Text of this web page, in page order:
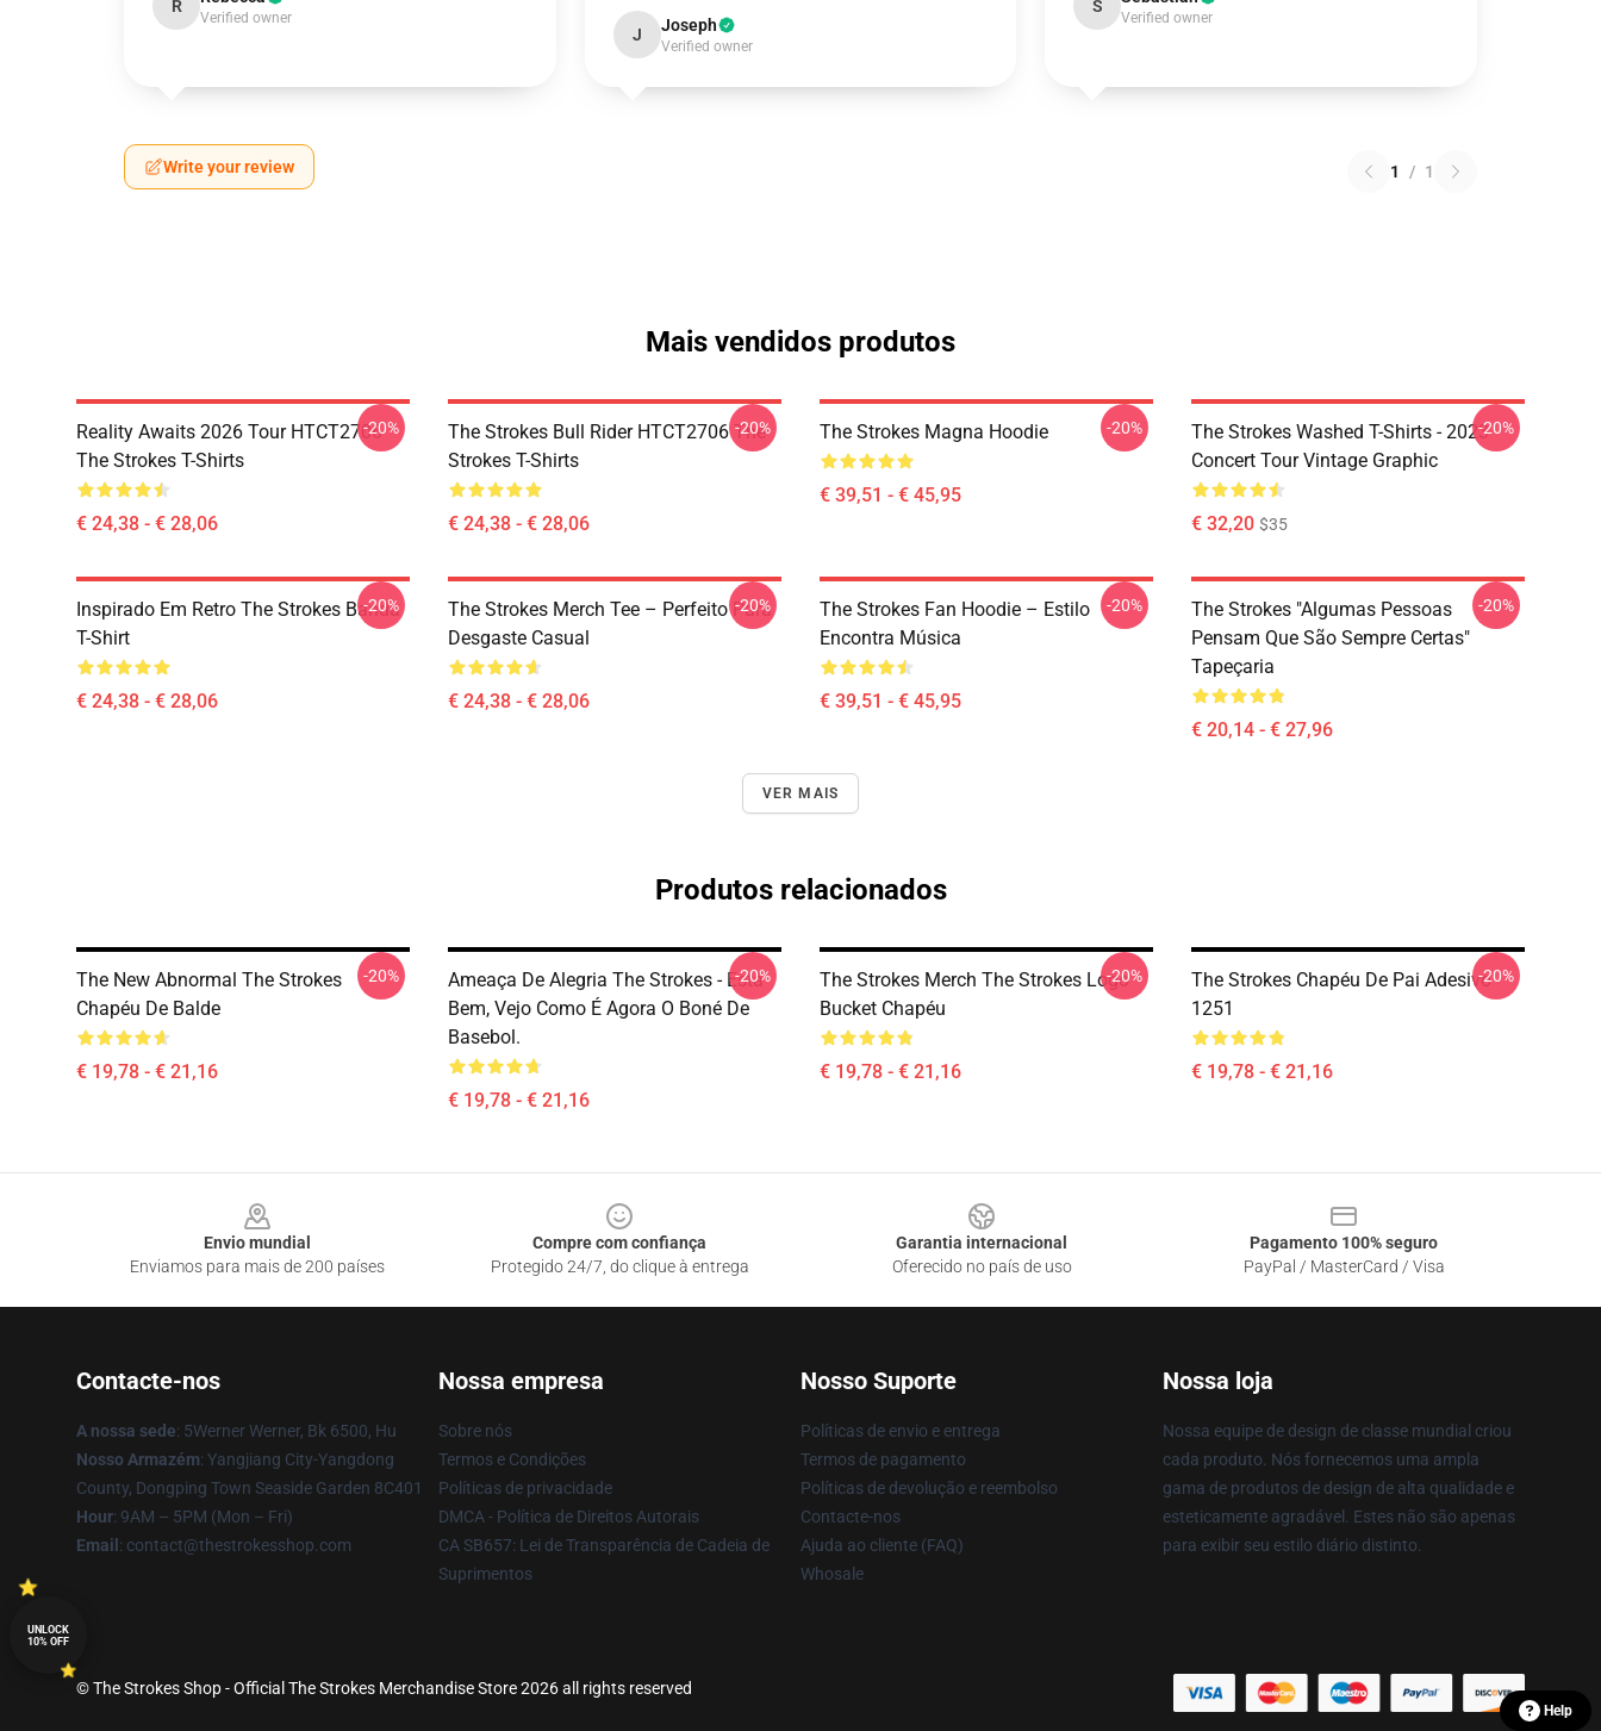
R
Verified owner
J Joseph
Verified owner
S
Verified owner
Write your review 1 / 1
Mais vendidos produtos
Reality Awaits 2026 Tour HTCT2706
The Strokes T-Shirts
€ 24,38 - € 28,06
-20%
The Strokes Bull Rider HTCT2706 The
Strokes T-Shirts
€ 24,38 - € 28,06
-20% The Strokes Magna Hoodie
€ 39,51 - € 45,95
-20%
The Strokes Washed T-Shirts - 2023
Concert Tour Vintage Graphic
€ 32,20 $35
-20%
Inspirado Em Retro The Strokes Banda
T-Shirt
€ 24,38 - € 28,06
-20%
The Strokes Merch Tee – Perfeito Para
Desgaste Casual
€ 24,38 - € 28,06
-20%
The Strokes Fan Hoodie – Estilo
Encontra Música
€ 39,51 - € 45,95
-20%
The Strokes "Algumas Pessoas
Pensam Que São Sempre Certas"
Tapeçaria
€ 20,14 - € 27,96
-20%
VER MAIS
Produtos relacionados
The New Abnormal The Strokes
Chapéu De Balde
€ 19,78 - € 21,16
-20%
Ameaça De Alegria The Strokes - Está
Bem, Vejo Como É Agora O Boné De
Basebol.
€ 19,78 - € 21,16
-20%
The Strokes Merch The Strokes Logo
Bucket Chapéu
€ 19,78 - € 21,16
-20%
The Strokes Chapéu De Pai Adesivo
1251
€ 19,78 - € 21,16
-20%
Envio mundial
Enviamos para mais de 200 países
Compre com confiança
Protegido 24/7, do clique à entrega
Garantia internacional
Oferecido no país de uso
Pagamento 100% seguro
PayPal / MasterCard / Visa
Contacte-nos
A nossa sede: 5Werner Werner, Bk 6500, Hu
Nosso Armazém: Yangjiang City-Yangdong
County, Dongping Town Seaside Garden 8C401
Hour: 9AM – 5PM (Mon – Fri)
Email : contact@thestrokesshop.com
Nossa empresa
Sobre nós
Termos e Condições
Políticas de privacidade
DMCA - Política de Direitos Autorais
CA SB657: Lei de Transparência de Cadeia de
Suprimentos
Nosso Suporte
Políticas de envio e entrega
Termos de pagamento
Políticas de devolução e reembolso
Contacte-nos
Ajuda ao cliente (FAQ)
Whosale
Nossa loja
Nossa equipe de design de classe mundial criou
cada produto. Nós fornecemos uma ampla
gama de produtos de design de alta qualidade e
esteticamente agradável. Estes não são apenas
para exibir seu estilo diário distinto.
© The Strokes Shop - Official The Strokes Merchandise Store 2026 all rights reserved
Help
UNLOCK
10% OFF